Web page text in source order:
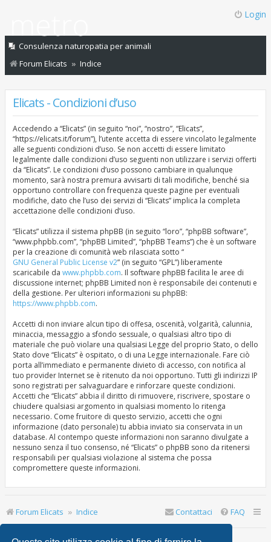
Login
Consulenza naturopatia per animali
Forum Elicats
Indice
Elicats - Condizioni d’uso
Accedendo a “Elicats” (in seguito “noi”, “nostro”, “Elicats”,
“https://elicats.it/forum”), l’utente accetta di essere vincolato legalmente
alle seguenti condizioni d’uso. Se non accetti di essere limitato
legalmente dalle condizioni d’uso seguenti non utilizzare i servizi offerti
da “Elicats”. Le condizioni d’uso possono cambiare in qualunque
momento, sarà nostra premura avvisarti di tali modifiche, benché sia
opportuno controllare con frequenza queste pagine per eventuali
modifiche, dato che l’uso dei servizi di “Elicats” implica la completa
accettazione delle condizioni d’uso.
“Elicats” utilizza il sistema phpBB (in seguito “loro”, “phpBB software”,
“www.phpbb.com”, “phpBB Limited”, “phpBB Teams”) che è un software
per la creazione di comunità web rilasciata sotto “
GNU General Public License v2” (in seguito “GPL”) liberamente
scaricabile da www.phpbb.com. Il software phpBB facilita le aree di
discussione internet; phpBB Limited non è responsabile dei contenuti e
della gestione. Per ulteriori informazioni su phpBB:
https://www.phpbb.com.
Accetti di non inviare alcun tipo di offesa, oscenità, volgarità, calunnia,
minaccia, messaggio a sfondo sessuale, o qualsiasi altro tipo di
materiale che può violare una qualsiasi Legge del proprio Stato, o dello
Stato dove “Elicats” è ospitato, o di una Legge internazionale. Fare ciò
porta all’immediato e permanente divieto di accesso, con notifica al
tuo provider Internet se è ritenuto da noi opportuno. Tutti gli indirizzi IP
sono registrati per salvaguardare e rinforzare queste condizioni.
Accetti che “Elicats” abbia il diritto di rimuovere, riscrivere, spostare o
chiudere qualsiasi argomento in qualsiasi momento lo ritenga
necessario. Come fruitore di questo servizio, accetti che ogni
informazione (dato personale) tu abbia inviato sia conservata in un
database. Al contempo queste informazioni non saranno divulgate a
nessuno senza il tuo consenso, né “Elicats” o phpBB sono da ritenersi
responsabili per qualsiasi violazione al sistema che possa
compromettere queste informazioni.
Forum Elicats Indice FAQ
Contattaci